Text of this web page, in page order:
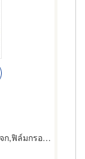
ยนต์,ฟิล์มกรองแสง